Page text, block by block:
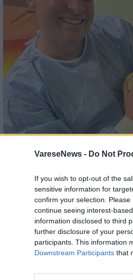
VareseNews - Do Not
If you wish to opt-out of the
sensitive information for
confirm your selection.
continue seeing interest-
information disclosed to third
further disclosure of your
participants. This information
Downstream Participants that